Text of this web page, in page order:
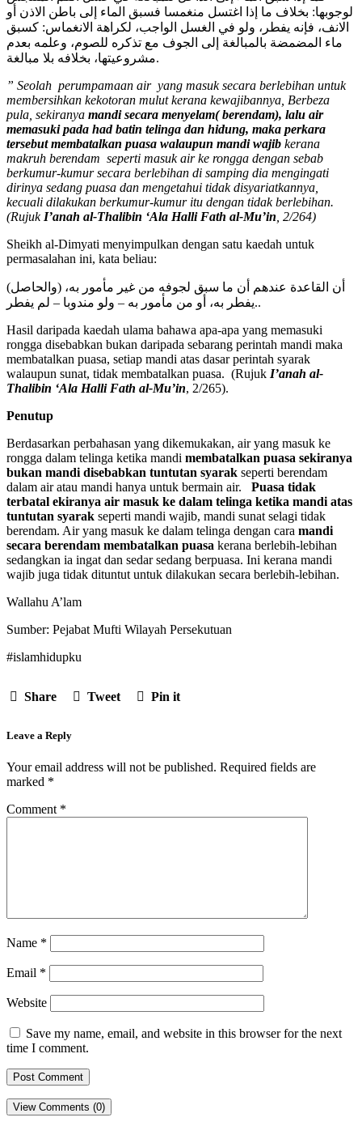
لوجوبها: بخلاف ما إذا اغتسل منغمسا فسبق الماء إلى باطن الاذن أو
الانف، فإنه يفطر، ولو في الغسل الواجب، لكراهة الانغماس: كسبق
ماء المضمضة بالمبالغة إلى الجوف مع تذكره للصوم، وعلمه بعدم
مشروعيتها، بخلافه بلا مبالغة.
” Seolah perumpamaan air yang masuk secara berlebihan untuk
membersihkan kekotoran mulut kerana kewajibannya, Berbeza
pula, sekiranya mandi secara menyelam( berendam), lalu air
memasuki pada had batin telinga dan hidung, maka perkara
tersebut membatalkan puasa walaupun mandi wajib kerana
makruh berendam seperti masuk air ke rongga dengan sebab
berkumur-kumur secara berlebihan di samping dia mengingati
dirinya sedang puasa dan mengetahui tidak disyariatkannya,
kecuali dilakukan berkumur-kumur itu dengan tidak berlebihan.
(Rujuk I’anah al-Thalibin ‘Ala Halli Fath al-Mu’in , 2/264)
Sheikh al-Dimyati menyimpulkan dengan satu kaedah untuk
permasalahan ini, kata beliau:
(والحاصل) أن القاعدة عندهم أن ما سبق لجوفه من غير مأمور به،
يفطر به، أو من مأمور به – ولو مندوبا – لم يفطر..
Hasil daripada kaedah ulama bahawa apa-apa yang memasuki
rongga disebabkan bukan daripada sebarang perintah mandi maka
membatalkan puasa, setiap mandi atas dasar perintah syarak
walaupun sunat, tidak membatalkan puasa. (Rujuk I’anah al-
Thalibin ‘Ala Halli Fath al-Mu’in, 2/265).
Penutup
Berdasarkan perbahasan yang dikemukakan, air yang masuk ke
rongga dalam telinga ketika mandi membatalkan puasa sekiranya
bukan mandi disebabkan tuntutan syarak seperti berendam
dalam air atau mandi hanya untuk bermain air.
Puasa tidak
terbatal ekiranya air masuk ke dalam telinga ketika mandi atas
tuntutan syarak seperti mandi wajib, mandi sunat selagi tidak
berendam. Air yang masuk ke dalam telinga dengan cara mandi
secara berendam membatalkan puasa kerana berlebih-lebihan
sedangkan ia ingat dan sedar sedang berpuasa. Ini kerana mandi
wajib juga tidak dituntut untuk dilakukan secara berlebih-lebihan.
Wallahu A’lam
Sumber: Pejabat Mufti Wilayah Persekutuan
#islamhidupku
Share Tweet Pin it
Leave a Reply
Your email address will not be published. Required fields are
marked *
Comment *
Name *
Email *
Website
Save my name, email, and website in this browser for the next
time I comment.
View Comments (0)